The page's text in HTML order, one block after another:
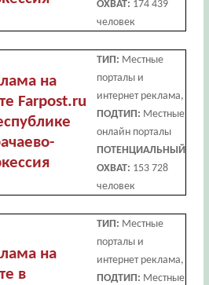
ОХВАТ: 174 439
человек
на
Farpost.ru
ТИП: Местные
порталы и
интернет реклама,
ПОДТИП: Местные
онлайн порталы
ПОТЕНЦИАЛЬНЫЙ
ОХВАТ: 153 728
человек
на
в
ТИП: Местные
порталы и
интернет реклама,
ПОДТИП: Местные